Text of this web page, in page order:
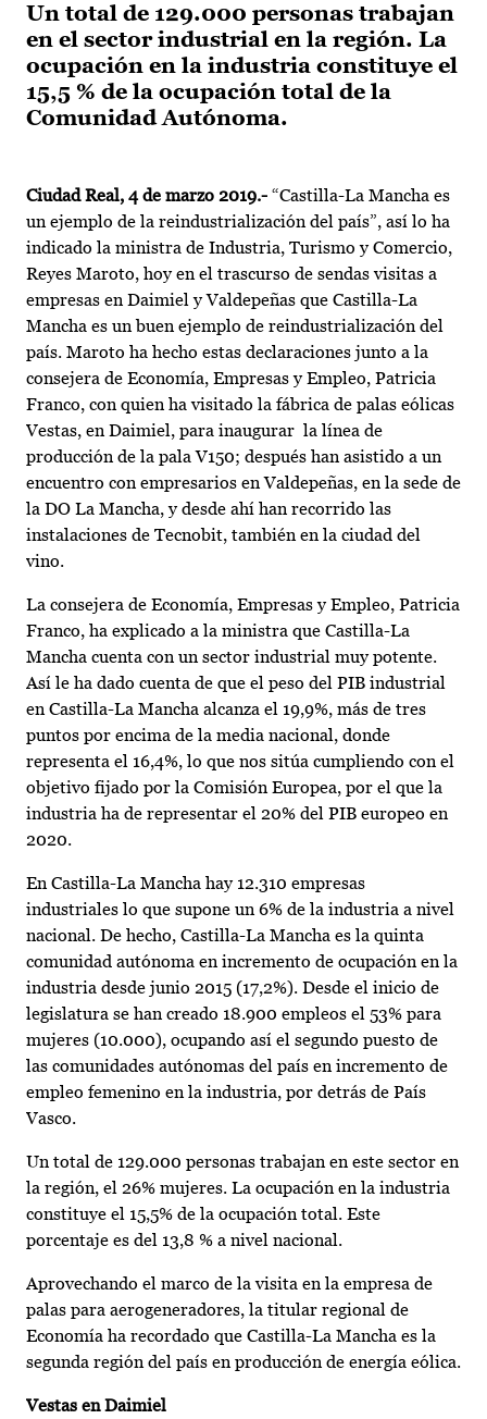
Un total de 129.000 personas trabajan
en el sector industrial en la región. La
ocupación en la industria constituye el
15,5 % de la ocupación total de la
Comunidad Autónoma.
Ciudad Real, 4 de marzo 2019.- “Castilla-La Mancha es
un ejemplo de la reindustrialización del país”, así lo ha
indicado la ministra de Industria, Turismo y Comercio,
Reyes Maroto, hoy en el trascurso de sendas visitas a
empresas en Daimiel y Valdepeñas que Castilla-La
Mancha es un buen ejemplo de reindustrialización del
país. Maroto ha hecho estas declaraciones junto a la
consejera de Economía, Empresas y Empleo, Patricia
Franco, con quien ha visitado la fábrica de palas eólicas
Vestas, en Daimiel, para inaugurar la línea de
producción de la pala V150; después han asistido a un
encuentro con empresarios en Valdepeñas, en la sede de
la DO La Mancha, y desde ahí han recorrido las
instalaciones de Tecnobit, también en la ciudad del
vino.
La consejera de Economía, Empresas y Empleo, Patricia
Franco, ha explicado a la ministra que Castilla-La
Mancha cuenta con un sector industrial muy potente.
Así le ha dado cuenta de que el peso del PIB industrial
en Castilla-La Mancha alcanza el 19,9%, más de tres
puntos por encima de la media nacional, donde
representa el 16,4%, lo que nos sitúa cumpliendo con el
objetivo fijado por la Comisión Europea, por el que la
industria ha de representar el 20% del PIB europeo en
2020.
En Castilla-La Mancha hay 12.310 empresas
industriales lo que supone un 6% de la industria a nivel
nacional. De hecho, Castilla-La Mancha es la quinta
comunidad autónoma en incremento de ocupación en la
industria desde junio 2015 (17,2%). Desde el inicio de
legislatura se han creado 18.900 empleos el 53% para
mujeres (10.000), ocupando así el segundo puesto de
las comunidades autónomas del país en incremento de
empleo femenino en la industria, por detrás de País
Vasco.
Un total de 129.000 personas trabajan en este sector en
la región, el 26% mujeres. La ocupación en la industria
constituye el 15,5% de la ocupación total. Este
porcentaje es del 13,8 % a nivel nacional.
Aprovechando el marco de la visita en la empresa de
palas para aerogeneradores, la titular regional de
Economía ha recordado que Castilla-La Mancha es la
segunda región del país en producción de energía eólica.
Vestas en Daimiel